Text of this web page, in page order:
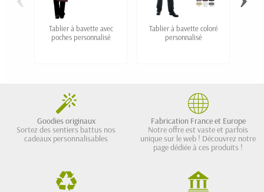
Tablier à bavette avec
poches personnalisé
Tablier à bavette coloré
personnalisé
Goodies originaux
Sortez des sentiers battus nos
cadeaux personnalisables
Fabrication France et Europe
Notre offre est vaste et parfois
unique sur le web ! Découvrez notre
page dédiée à ces produits !